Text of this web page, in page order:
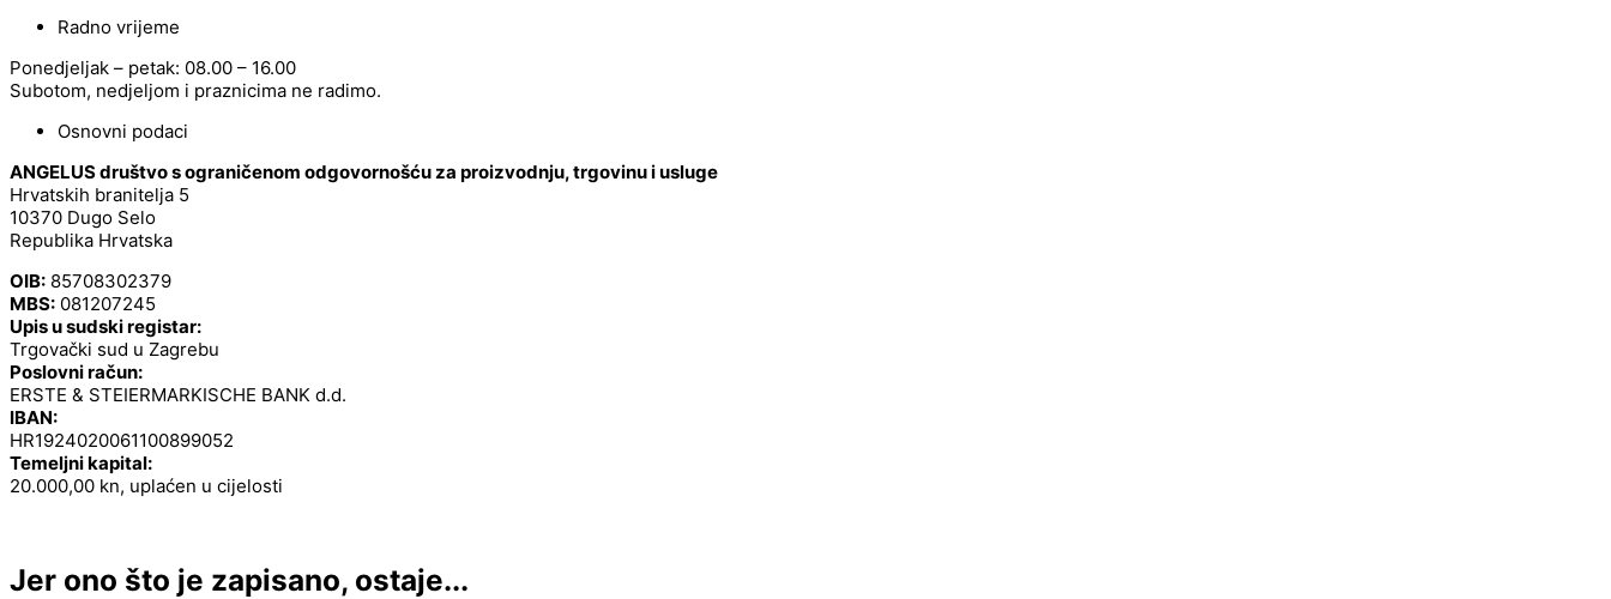
Radno vrijeme
Ponedjeljak – petak: 08.00 – 16.00
Subotom, nedjeljom i praznicima ne radimo.
Osnovni podaci
ANGELUS društvo s ograničenom odgovornošću za proizvodnju, trgovinu i usluge
Hrvatskih branitelja 5
10370 Dugo Selo
Republika Hrvatska
OIB: 85708302379
MBS: 081207245
Upis u sudski registar:
Trgovački sud u Zagrebu
Poslovni račun:
ERSTE & STEIERMARKISCHE BANK d.d.
IBAN:
HR1924020061100899052
Temeljni kapital:
20.000,00 kn, uplaćen u cijelosti
Jer ono što je zapisano, ostaje...